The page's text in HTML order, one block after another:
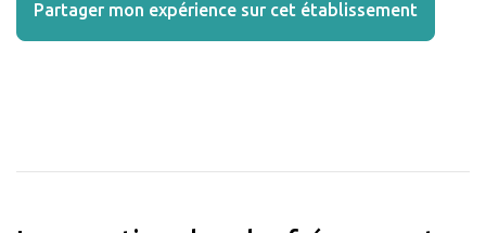
Partager mon expérience sur cet établissement